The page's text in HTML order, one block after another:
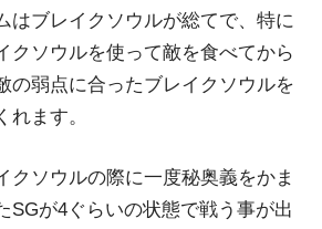
はブレイクソウルが総てで、特に
クソウルを使って敵を食べてから
の弱点に合ったブレイクソウルを
れます。
クソウルの際に一度秘奥義をかま
SGが4ぐらいの状態で戦う事が出